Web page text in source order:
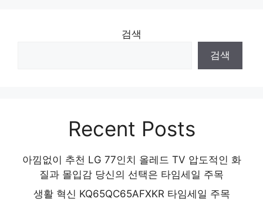
검색
검색
Recent Posts
아낌없이 추천 LG 77인치 올레드 TV 압도적인 화
질과 몰입감 당신의 선택은 타임세일 주목
생활 혁신 KQ65QC65AFXKR 타임세일 주목